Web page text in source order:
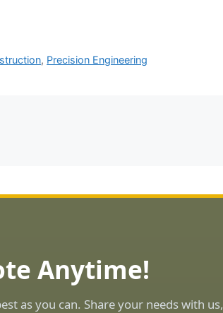
, Precision Engineering
Anytime!
as you can. Share your needs with us,